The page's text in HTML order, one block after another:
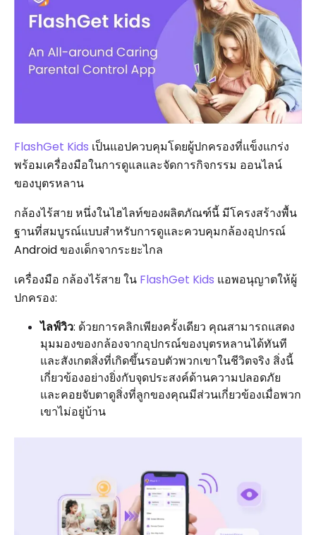
FlashGet Kids เป็นแอปควบคุมโดยผู้ปกครองที่แข็งแกร่ง
พร้อมเครื่องมือในการดูแลและจัดการกิจกรรม ออนไลน์
ของบุตรหลาน
กล้องไร้สาย หนึ่งในไฮไลท์ของผลิตภัณฑ์นี้ มีโครงสร้างพื้น
ฐานที่สมบูรณ์แบบสำหรับการดูและควบคุมกล้องอุปกรณ์
Android ของเด็กจากระยะไกล
เครื่องมือ กล้องไร้สาย ใน FlashGet Kids แอพอนุญาตให้ผู้
ปกครอง:
ไลฟ์วิว: ด้วยการคลิกเพียงครั้งเดียว คุณสามารถแสดง
มุมมองของกล้องจากอุปกรณ์ของบุตรหลานได้ทันที
และสังเกตสิ่งที่เกิดขึ้นรอบตัวพวกเขาในชีวิตจริง สิ่งนี้
เกี่ยวข้องอย่างยิ่งกับจุดประสงค์ด้านความปลอดภัย
และคอยจับตาดูสิ่งที่ลูกของคุณมีส่วนเกี่ยวข้องเมื่อพวก
เขาไม่อยู่บ้าน